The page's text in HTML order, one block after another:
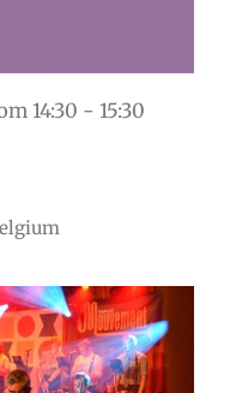
14:30 - 15:30